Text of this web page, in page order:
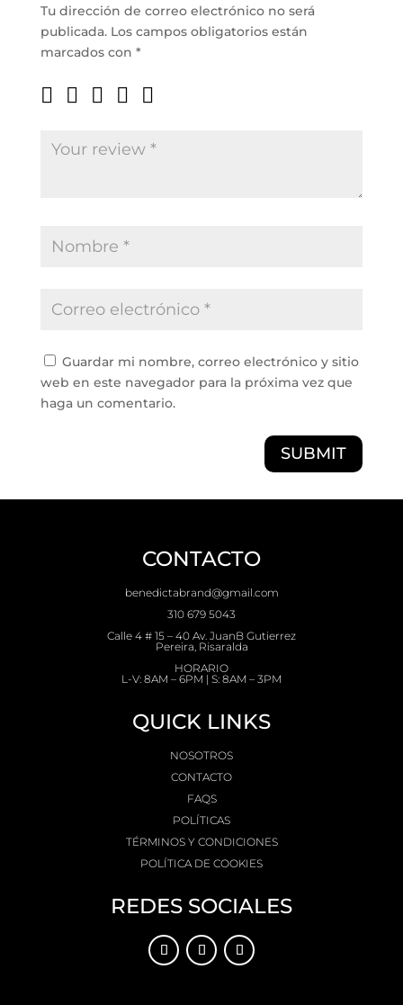
Tu dirección de correo electrónico no será
publicada. Los campos obligatorios están
marcados con *
Guardar mi nombre, correo electrónico y sitio
web en este navegador para la próxima vez que
haga un comentario.
SUBMIT
CONTACTO
benedictabrand@gmail.com
310 679 5043
Calle 4 # 15 – 40 Av. JuanB Gutierrez
Pereira, Risaralda
HORARIO
L-V: 8AM – 6PM | S: 8AM – 3PM
QUICK LINKS
NOSOTROS
CONTACTO
FAQS
POLÍTICAS
TÉRMINOS Y CONDICIONES
POLÍTICA DE COOKIES
REDES SOCIALES